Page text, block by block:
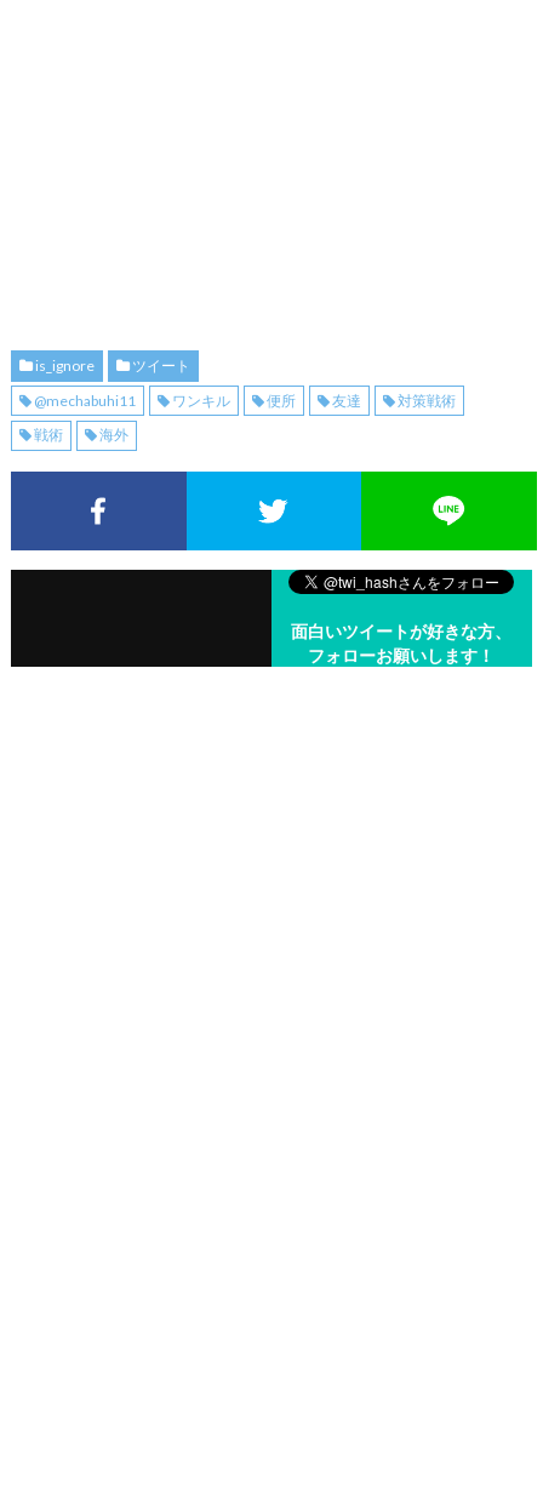
is_ignore
ツイート
@mechabuhi11
ワンキル 便所 友達
対策戦術
戦術
海外
Facebookでシェア Twitterでシェア
面白いツイートが好きな方、
フォローお願いします！